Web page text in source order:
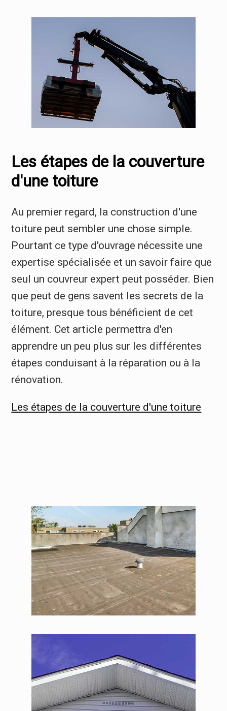
Les étapes de la couverture
d'une toiture
Au premier regard, la construction d'une
toiture peut sembler une chose simple.
Pourtant ce type d'ouvrage nécessite une
expertise spécialisée et un savoir faire que
seul un couvreur expert peut posséder. Bien
que peut de gens savent les secrets de la
toiture, presque tous bénéficient de cet
élément. Cet article permettra d'en
apprendre un peu plus sur les différentes
étapes conduisant à la réparation ou à la
rénovation.
Les étapes de la couverture d'une toiture